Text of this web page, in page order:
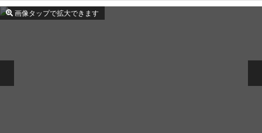
画像タップで拡大できます